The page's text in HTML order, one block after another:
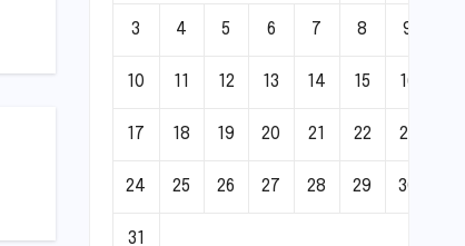
3 4 5 6 7 8 9
10 11 12 13 14 15 16
17 18 19 20 21 22 23
24 25 26 27 28 29 30
31